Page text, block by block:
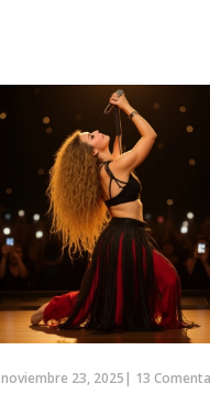
noviembre 23, 2025| 13